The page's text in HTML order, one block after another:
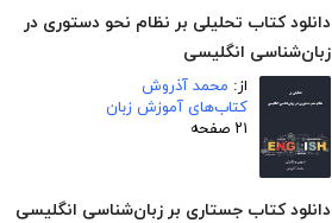
دانلود کتاب تحلیلی بر نظام نحو دستوری در
زبان‌شناسی انگلیسی
از: محمد آذروش
کتاب‌های آموزش زبان
۲۱ صفحه
دانلود کتاب جستاری بر زبان‌شناسی انگلیسی